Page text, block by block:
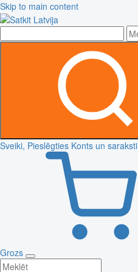
Skip to main content
Sveiki, Pieslēgties Konts un saraksti
Grozs